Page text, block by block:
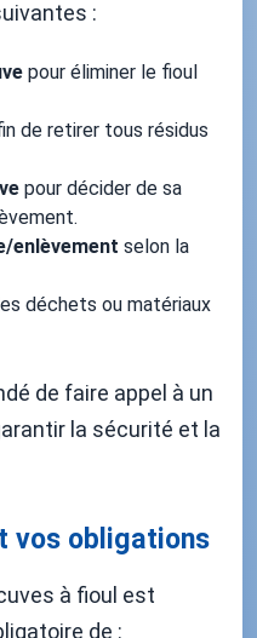
:
pour éliminer le fioul
de retirer tous résidus
pour décider de sa
enlèvement selon la
déchets ou matériaux
de faire appel à un
la sécurité et la
vos obligations
à fioul est
de :